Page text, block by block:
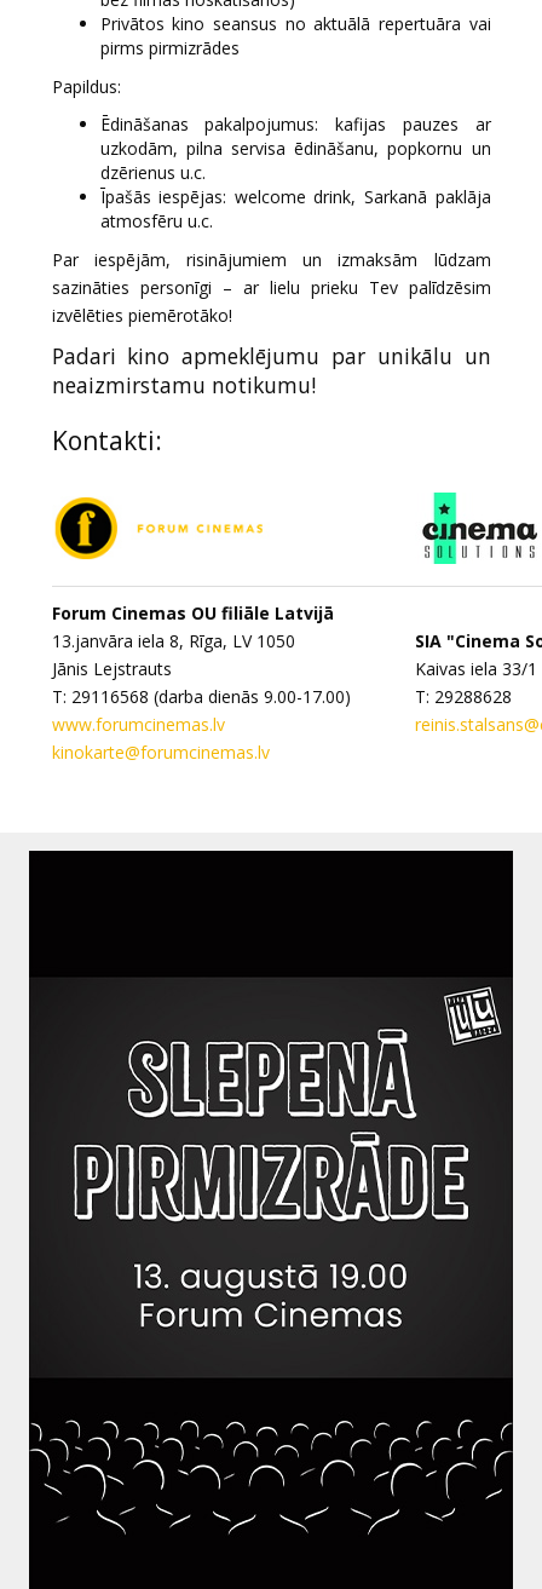
Privātos kino seansus no aktuālā repertuāra vai
pirms pirmizrādes
Papildus:
Ēdināšanas pakalpojumus: kafijas pauzes ar
uzkodām, pilna servisa ēdināšanu, popkornu un
dzērienus u.c.
Īpašās iespējas: welcome drink, Sarkanā paklāja
atmosfēru u.c.
Par iespējām, risinājumiem un izmaksām lūdzam
sazināties personīgi – ar lielu prieku Tev palīdzēsim
izvēlēties piemērotāko!
Padari kino apmeklējumu par unikālu un
neaizmirstamu notikumu!
Kontakti:
Forum Cinemas OU filiāle Latvijā
13.janvāra iela 8, Rīga, LV 1050
Jānis Lejstrauts
T: 29116568 (darba dienās 9.00-17.00)
www.forumcinemas.lv
kinokarte@forumcinemas.lv
SIA "Cinema
Kaivas iela 33/
T: 29288628